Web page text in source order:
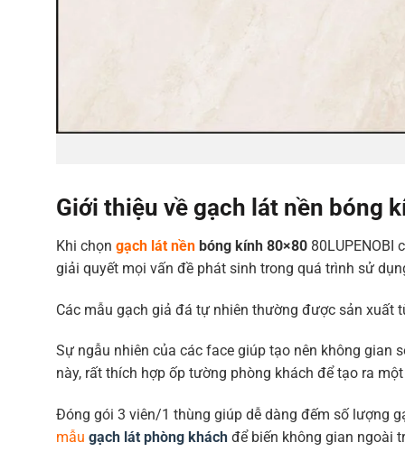
Giới thiệu về gạch lát nền bóng
Khi chọn gạch lát nền bóng kính 80×80
giải quyết mọi vấn đề phát sinh trong quá trình sử
Các mẫu gạch giả đá tự nhiên thường được sản xuất
Sự ngẫu nhiên của các face giúp tạo nên không gian
này, rất thích hợp ốp tường phòng khách để tạo ra
Đóng gói 3 viên/1 thùng giúp dễ dàng đếm số lượng
mẫu gạch lát phòng khách để biến không gian ngoài